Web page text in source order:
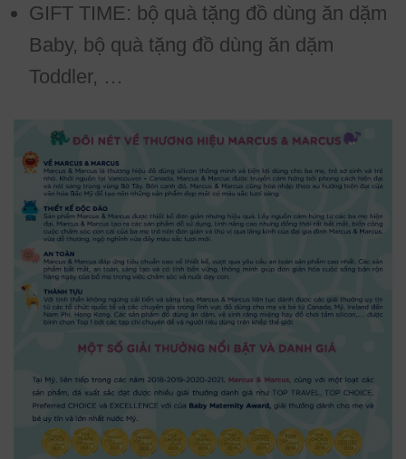
GIFT TIME: bộ quà tặng đồ dùng ăn dặm
Baby, bộ quà tặng đồ dùng ăn dặm
Toddler, …